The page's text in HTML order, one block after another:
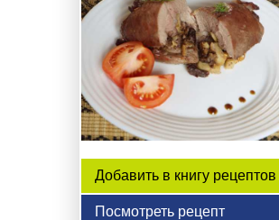
Добавить в книгу рецептов
Посмотреть рецепт